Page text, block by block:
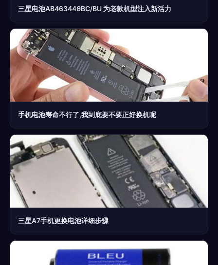
三星电池AB463446BC/BU 为老款机型注入新活力
手机电池寿命不行了,我到底要不要正好换机呢
三星A7手机更换电池详细步骤